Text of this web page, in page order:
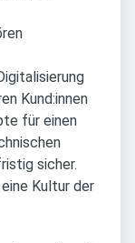
Kund:innen
für einen
sicher.
Kultur der